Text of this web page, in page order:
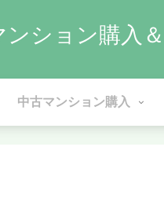
ンション購入
中古マンション購入